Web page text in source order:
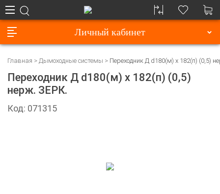
Личный кабинет
Главная Дымоходные системы Переходник Д d180(м) х 182(п) (0,5)
Переходник Д d180(м) х 182(п) (0,5)
нерж. ЗЕРК.
Код: 071315